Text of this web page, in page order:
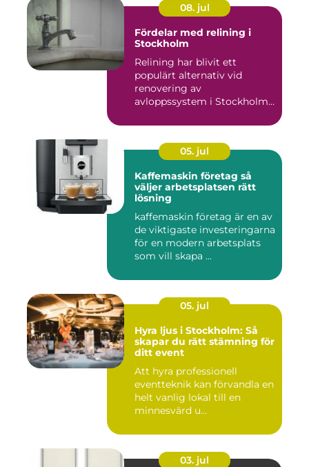
08. jul
Fördelar med relining i
Stockholm
Relining har blivit ett
populärt alternativ vid
renovering av
avloppssystem i Stockholm.
05. jul
Kaffemaskin företag så
väljer arbetsplatsen rätt
lösning
kaffemaskin företag är en av
de viktigaste investeringarna
för en modern arbetsplats
som vill skapa ...
05. jul
Hyra ljus i Stockholm: Så
skapar du rätt stämning för
ditt event
Att hyra professionell
eventteknik kan förvandla en
helt vanlig lokal till en
minnesvärd u...
03. jul